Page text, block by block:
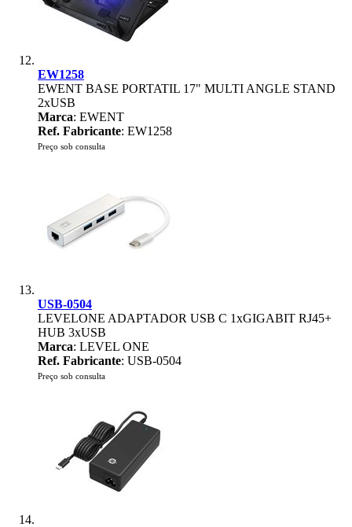
EW1258
EWENT BASE PORTATIL 17" MULTI ANGLE STAND
2xUSB
Marca: EWENT
Ref. Fabricante: EW1258
Preço sob consulta
USB-0504
LEVELONE ADAPTADOR USB C 1xGIGABIT RJ45+
HUB 3xUSB
Marca: LEVEL ONE
Ref. Fabricante: USB-0504
Preço sob consulta